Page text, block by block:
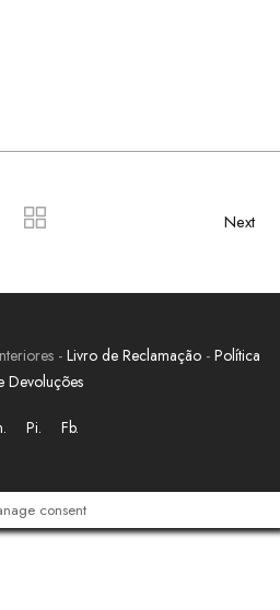
Next
- Livro de Reclamação- Política
Devoluções
Pi. Fb.
consent